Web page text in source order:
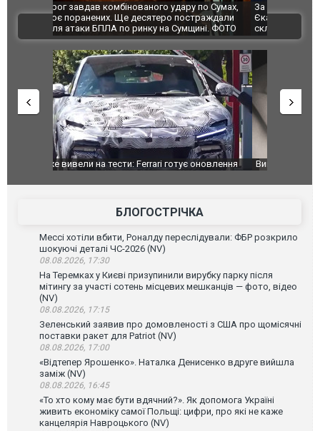
За 2000 кілометрів від кордону з Україною: в
Єкатеринбурзі після атаки дронів загорівся
склад Wildberries. ФОТО. ВІДЕО
"Мої
ВІДЕО
Вийшов трейлер нової екранізації легендарного
фільму "Афера Томаса Крауна"
БЛОГОСТРІЧКА
Мессі хотіли вбити, Роналду переслідували: ФБР розкрило
шокуючі деталі ЧС-2026 (NV)
08.08.2026, 17:30
На Теремках у Києві призупинили вирубку парку після
мітингу за участі сотень місцевих мешканців — фото, відео
(NV)
08.08.2026, 17:15
Зеленський заявив про домовленості з США про щомісячні
поставки ракет для Patriot (NV)
08.08.2026, 17:00
«Відтепер Ярошенко». Наталка Денисенко вдруге вийшла
заміж (NV)
08.08.2026, 16:45
«То хто кому має бути вдячний?». Як допомога Україні
живить економіку самої Польщі: цифри, про які не каже
канцелярія Навроцького (NV)